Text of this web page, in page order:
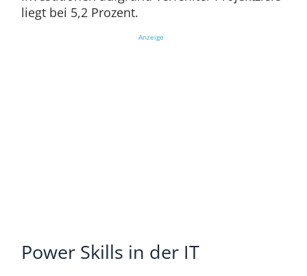
liegt bei 5,2 Prozent.
Anzeige
Power Skills in der IT